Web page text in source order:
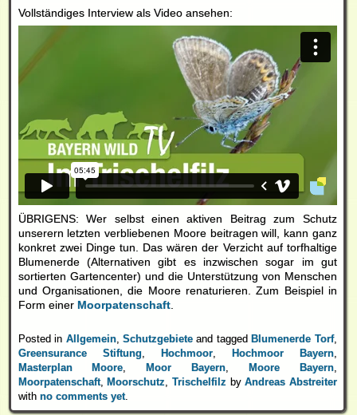
Vollständiges Interview als Video ansehen:
ÜBRIGENS: Wer selbst einen aktiven Beitrag zum Schutz
unserern letzten verbliebenen Moore beitragen will, kann ganz
konkret zwei Dinge tun. Das wären der Verzicht auf torfhaltige
Blumenerde (Alternativen gibt es inzwischen sogar im gut
sortierten Gartencenter) und die Unterstützung von Menschen
und Organisationen, die Moore renaturieren. Zum Beispiel in
Form einer Moorpatenschaft.
Posted in Allgemein, Schutzgebieteand tagged Blumenerde Torf,
Greensurance Stiftung, Hochmoor, Hochmoor Bayern,
Masterplan Moore
Moor Bayern Moore Bayern,
Moorpatenschaft, Moorschutz Trischelfilz byAndreas Abstreiter
with no comments yet.